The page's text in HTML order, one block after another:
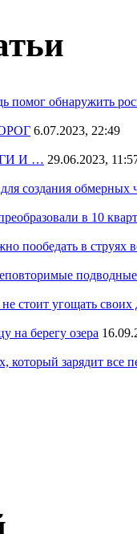
помог обнаружить
6.07.2023, 22:49
И … 29.06.2023,
создания обмерных
в 10
пообедать в струях
стоит угощать
на берегу озера
который зарядит все